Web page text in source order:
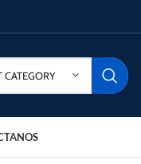
CATEGORY